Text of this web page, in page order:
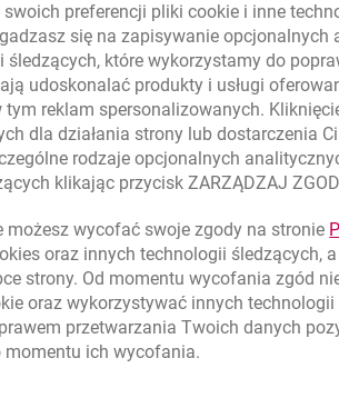
poszukujących inwestycji, która
przy tym ochronę kapitału w dacie
od wartości indeksów surowców
Śniadaniowy I może co roku
wszystkich czterech surowców
W przeciwnym wypadku
i wypłacane na koniec trwania
w dniu wykupu.
strukturyzowanym Śniadaniowy
r. - 27 lipca 2010 r. do godz. 16.00
swoich preferencji plikicookie i inne
się na zapisywanie
które wykorzystamy do
udoskonalać produkty i usługi
reklam spersonalizowanych.
dla działania strony lub dostarczenia
rodzaje opcjonalnych
klikając przycisk ZARZĄDZAJ
możesz wycofać swoje zgody na stronie
oraz innych technologii śledzących,
strony. Od momentu wycofania zgód
oraz wykorzystywać innych
przetwarzania Twoich danych
ich wycofania.